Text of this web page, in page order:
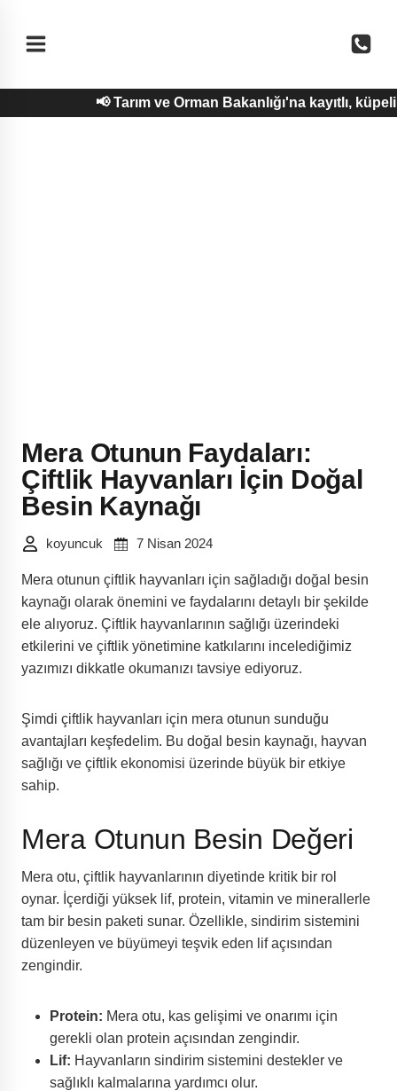
content
📢 Tarım ve Orman Bakanlığı'na kayıtlı,
Mera Otunun Faydaları:
Çiftlik Hayvanları İçin Doğal
Besin Kaynağı
koyuncuk 7 Nisan 2024
Mera otunun çiftlik hayvanları için sağladığı doğal besin
kaynağı olarak önemini ve faydalarını detaylı bir şekilde
ele alıyoruz. Çiftlik hayvanlarının sağlığı üzerindeki
etkilerini ve çiftlik yönetimine katkılarını incelediğimiz
yazımızı dikkatle okumanızı tavsiye ediyoruz.
Şimdi çiftlik hayvanları için mera otunun sunduğu
avantajları keşfedelim. Bu doğal besin kaynağı, hayvan
sağlığı ve çiftlik ekonomisi üzerinde büyük bir etkiye
sahip.
Mera Otunun Besin Değeri
Mera otu, çiftlik hayvanlarının diyetinde kritik bir rol
oynar. İçerdiği yüksek lif, protein, vitamin ve minerallerle
tam bir besin paketi sunar. Özellikle, sindirim sistemini
düzenleyen ve büyümeyi teşvik eden lif açısından
zengindir.
Protein: Mera otu, kas gelişimi ve onarımı için
gerekli olan protein açısından zengindir.
Lif: Hayvanların sindirim sistemini destekler ve
sağlıklı kalmalarına yardımcı olur.